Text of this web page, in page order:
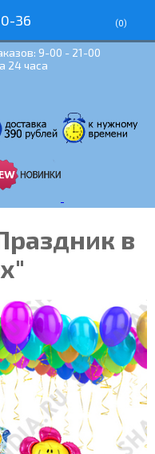
36 (0)
9-00 - 21-00
24 часа
в